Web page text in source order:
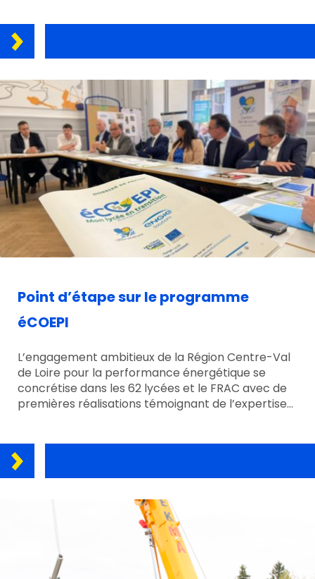
Point d’étape sur le programme
éCOEPI
L’engagement ambitieux de la Région Centre-Val
de Loire pour la performance énergétique se
concrétise dans les 62 lycées et le FRAC avec de
premières réalisations témoignant de l’expertise…